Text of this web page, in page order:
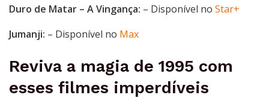
Duro de Matar – A Vingança: – Disponível no Star+
Jumanji: – Disponível no Max
Reviva a magia de 1995 com
esses filmes imperdíveis